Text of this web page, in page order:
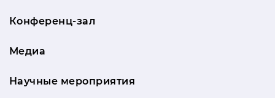
Конференц-зал
Медиа
Научные мероприятия